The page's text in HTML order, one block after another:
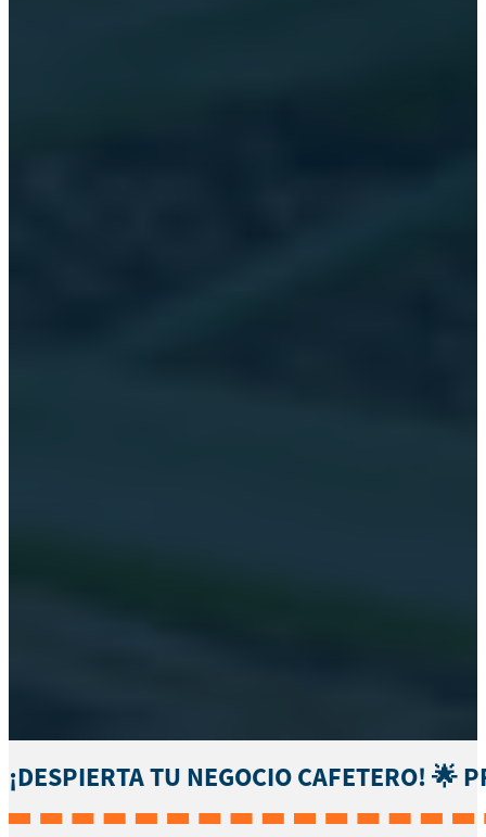
¡DESPIERTA TU NEGOCIO CAFETERO! 🌟